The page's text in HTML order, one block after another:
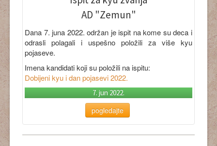
AD "Zemun"
Dana 7. juna 2022. održan je ispit na kome su deca i
odrasli polagali i uspešno položili za više kyu
pojaseve.
Imena kandidati koji su položili na ispitu:
Dobijeni kyu i dan pojasevi 2022.
7. jun 2022.
pogledajte